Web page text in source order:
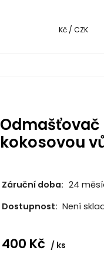
Kč / CZK
Odmašťovač
kokosovou
Záruční doba: 24
Dostupnost: Není
400 Kč ks